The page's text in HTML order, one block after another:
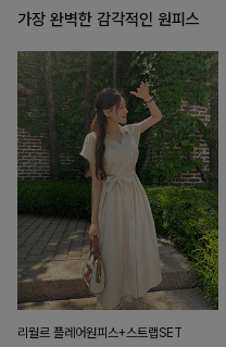
가장 완벽한 감각적인 원피스
리월르 플레어원피스+스트랩SET